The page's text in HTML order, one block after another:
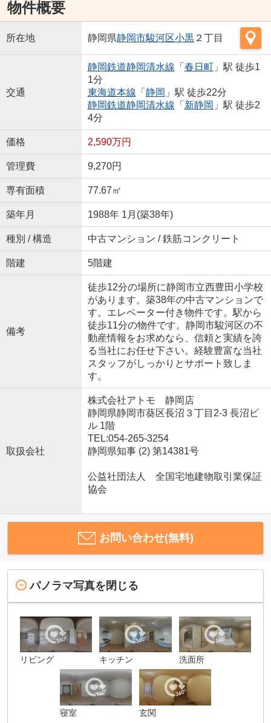
物件概要
所在地 静岡県静岡市駿河区小黒２丁目
交通
静岡鉄道静岡清水線 「 春日町」駅 徒歩1
1分
東海道本線 「 静岡 」駅 徒歩22分
静岡鉄道静岡清水線 「 新静岡 」駅 徒歩2
4分
価格 2,590万円
管理費 9,270円
専有面積 77.67㎡
築年月 1988年 1月(築38年)
種別 / 構造 中古マンション / 鉄筋コンクリート
階建 5階建
備考
徒歩12分の場所に静岡市立西豊田小学校
があります。築38年の中古マンションで
す。エレベーター付き物件です。駅から
徒歩11分の物件です。静岡市駿河区の不
動産情報をお求めなら、信頼と実績を誇
る当社にお任せ下さい。経験豊富な当社
スタッフがしっかりとサポート致しま
す。
取扱会社
株式会社アトモ 静岡店
静岡県静岡市葵区長沼３丁目2-3 長沼ビ
ル 1階
TEL:054-265-3254
静岡県知事 (2) 第14381号
公益社団法人 全国宅地建物取引業保証
協会
お問い合わせ(無料)
パノラマ写真を閉じる
リビング キッチン 洗面所
寝室 玄関